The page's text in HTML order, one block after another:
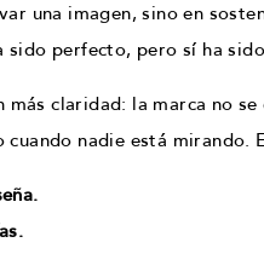
una imagen, sino en
sido perfecto, pero sí ha
más claridad: la marca no
cuando nadie está